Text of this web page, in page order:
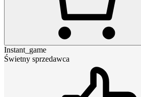
Instant_game
Świetny sprzedawca